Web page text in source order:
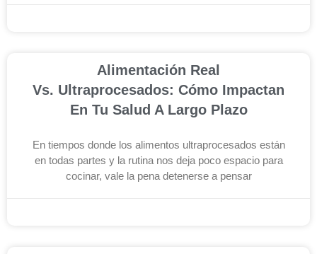
Alimentación Real
Vs. Ultraprocesados: Cómo Impactan
En Tu Salud A Largo Plazo
En tiempos donde los alimentos ultraprocesados están
en todas partes y la rutina nos deja poco espacio para
cocinar, vale la pena detenerse a pensar